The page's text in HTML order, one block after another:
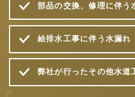
部品の交換、修理に伴う
給排水工事に伴う水漏れ
弊社が行ったその他水道